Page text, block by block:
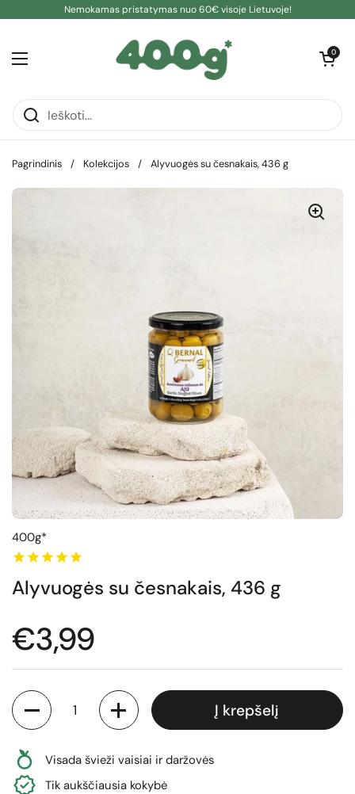
Pereiti prie turinioNemokamas pristatymas nuo 60€ visoje Lietuvoje!
Atidaryti meniu
Atidaryti
0
Pagrindinis / Kolekcijos / Alyvuogės su česnakais, 436 g
400g*
Alyvuogės su česnakais, 436 g
Normali kaina
€3,99
Kiekis
Į krepšelį
Visada švieži vaisiai ir daržovės
Tik aukščiausia kokybė